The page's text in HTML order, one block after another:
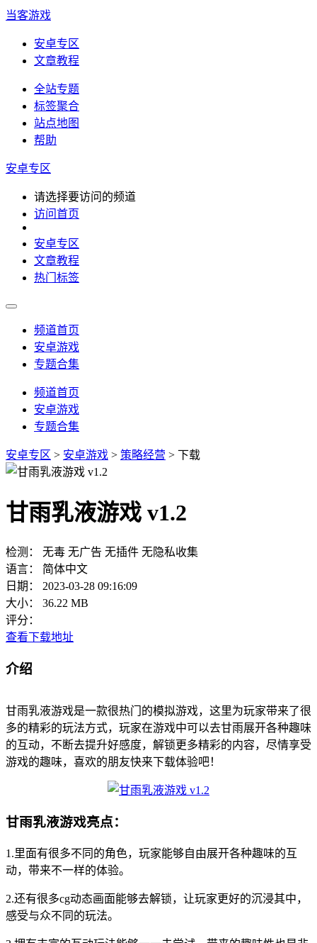
当客游戏
安卓专区
文章教程
全站专题
标签聚合
站点地图
帮助
安卓专区
请选择要访问的频道
访问首页
安卓专区
文章教程
热门标签
频道首页
安卓游戏
专题合集
频道首页
安卓游戏
专题合集
安卓专区 > 安卓游戏 > 策略经营 > 下载
甘雨乳液游戏 v1.2
检测： 无毒 无广告 无插件 无隐私收集
语言：
简体中文
日期：
2023-03-28 09:16:09
大小：
36.22 MB
评分：
查看下载地址
介绍
甘雨乳液游戏是一款很热门的模拟游戏，这里为玩家带来了很
多的精彩的玩法方式，玩家在游戏中可以去甘雨展开各种趣味
的互动，不断去提升好感度，解锁更多精彩的内容，尽情享受
游戏的趣味，喜欢的朋友快来下载体验吧！
甘雨乳液游戏亮点：
1.里面有很多不同的角色，玩家能够自由展开各种趣味的互
动，带来不一样的体验。
2.还有很多cg动态画面能够去解锁，让玩家更好的沉浸其中，
感受与众不同的玩法。